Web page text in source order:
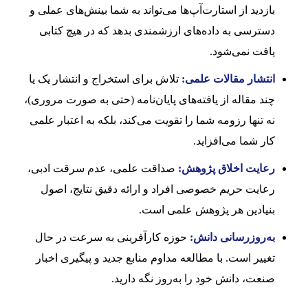
بازدید از استارت‌آپ‌ها می‌تواند به شما بینش‌های عملی و
دسترسی به داده‌های ارزشمندی بدهد که در هیچ کتابی
یافت نمی‌شود.
انتشار مقالات علمی: تلاش برای استخراج و انتشار یک یا
چند مقاله از یافته‌های پایان‌نامه (حتی به صورت مروری)،
نه تنها رزومه شما را تقویت می‌کند، بلکه به اعتبار علمی
کار شما می‌افزاید.
رعایت اخلاق پژوهش: صداقت علمی، عدم سرقت ادبی،
رعایت حریم خصوصی افراد و ارائه دقیق نتایج، اصول
بنیادین هر پژوهش علمی است.
به‌روزرسانی دانش: حوزه کارآفرینی به سرعت در حال
تغییر است. با مطالعه مداوم منابع جدید و پیگیری اخبار
صنعت، دانش خود را به‌روز نگه دارید.